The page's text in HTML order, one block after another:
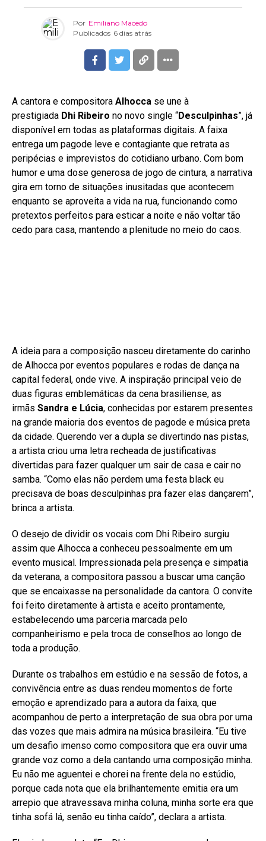
Por Emiliano Macedo
Publicados 6 dias atrás
A cantora e compositora Alhocca se une à
prestigiada Dhi Ribeiro no novo single “Desculpinhas”, já
disponível em todas as plataformas digitais. A faixa
entrega um pagode leve e contagiante que retrata as
peripécias e imprevistos do cotidiano urbano. Com bom
humor e uma dose generosa de jogo de cintura, a narrativa
gira em torno de situações inusitadas que acontecem
enquanto se aproveita a vida na rua, funcionando como
pretextos perfeitos para esticar a noite e não voltar tão
cedo para casa, mantendo a plenitude no meio do caos.
A ideia para a composição nasceu diretamente do carinho
de Alhocca por eventos populares e rodas de dança na
capital federal, onde vive. A inspiração principal veio de
duas figuras emblemáticas da cena brasiliense, as
irmãs Sandra e Lúcia, conhecidas por estarem presentes
na grande maioria dos eventos de pagode e música preta
da cidade. Querendo ver a dupla se divertindo nas pistas,
a artista criou uma letra recheada de justificativas
divertidas para fazer qualquer um sair de casa e cair no
samba. “Como elas não perdem uma festa black eu
precisava de boas desculpinhas pra fazer elas dançarem”,
brinca a artista.
O desejo de dividir os vocais com Dhi Ribeiro surgiu
assim que Alhocca a conheceu pessoalmente em um
evento musical. Impressionada pela presença e simpatia
da veterana, a compositora passou a buscar uma canção
que se encaixasse na personalidade da cantora. O convite
foi feito diretamente à artista e aceito prontamente,
estabelecendo uma parceria marcada pelo
companheirismo e pela troca de conselhos ao longo de
toda a produção.
Durante os trabalhos em estúdio e na sessão de fotos, a
convivência entre as duas rendeu momentos de forte
emoção e aprendizado para a autora da faixa, que
acompanhou de perto a interpretação de sua obra por uma
das vozes que mais admira na música brasileira. “Eu tive
um desafio imenso como compositora que era ouvir uma
grande voz como a dela cantando uma composição minha.
Eu não me aguentei e chorei na frente dela no estúdio,
porque cada nota que ela brilhantemente emitia era um
arrepio que atravessava minha coluna, minha sorte era que
tinha sofá lá, senão eu tinha caído”, declara a artista.